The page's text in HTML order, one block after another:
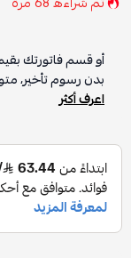
أو قسم فاتورتك
بدون رسوم تأخير،
اعرف أكثر